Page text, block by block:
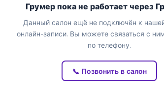
Грумер пока не работает через
Данный салон ещё не подключён к
онлайн-записи. Вы можете связаться с
по телефону.
📞 Позвонить в салон